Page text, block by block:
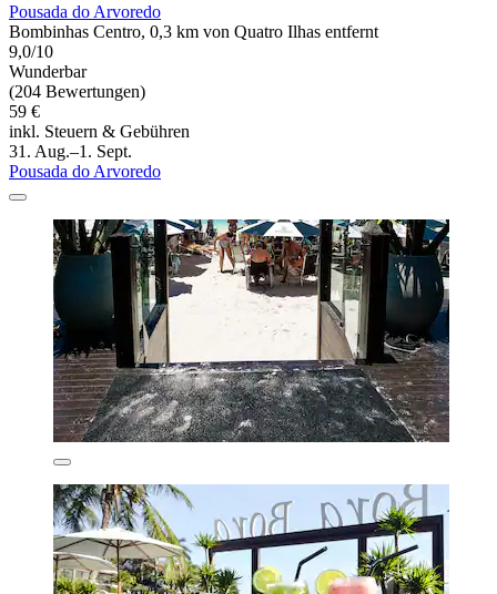
Pousada do Arvoredo
Bombinhas Centro, 0,3 km von Quatro Ilhas entfernt
9,0/10
Wunderbar
(204 Bewertungen)
59 €
inkl. Steuern & Gebühren
31. Aug.–1. Sept.
Pousada do Arvoredo